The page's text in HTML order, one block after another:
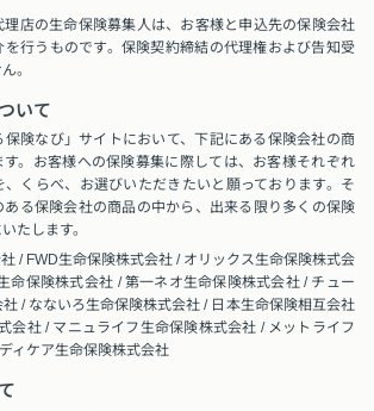
理店の生命保険募集人は、お客様と申込先の保険会社
を行うものです。保険契約締結の代理権および告知受
。
いて
保険なび」サイトにおいて、下記にある保険会社の商
す。お客様への保険募集に際しては、お客様それぞれ
くらべ、お選びいただきたいと願っております。そ
ある保険会社の商品の中から、出来る限り多くの保険
たします。
/ FWD生命保険株式会社 / オリックス生命保険株式会
命保険株式会社 / 第一ネオ生命保険株式会社 / チュー
/ なないろ生命保険株式会社 / 日本生命保険相互会社
会社 / マニュライフ生命保険株式会社 / メットライフ
ィケア生命保険株式会社